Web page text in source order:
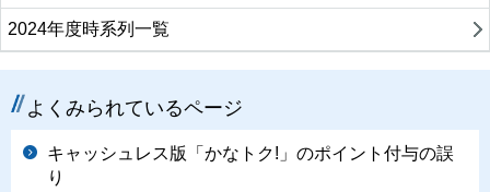
2024年度時系列一覧
よくみられているページ
キャッシュレス版「かなトク!」のポイント付与の誤
り